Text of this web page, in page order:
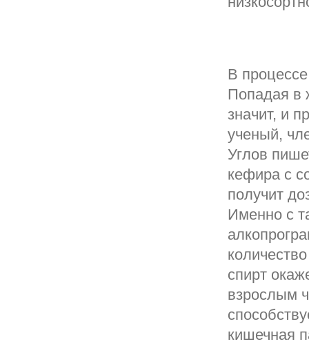
В
Попадая в
значит, и
ученый,
Углов
кефира с
получит
Именно с
спирт
взрослым
кишечная